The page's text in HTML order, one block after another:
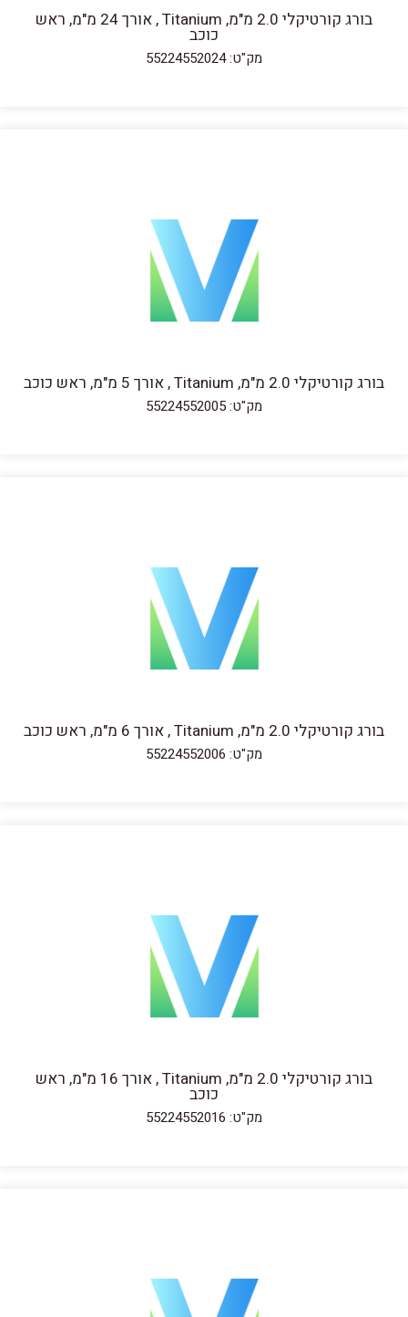
בורג קורטיקלי 2.0 מ"מ, Titanium , אורך 24 מ"מ, ראש
כוכב
מק"ט: 55224552024
בורג קורטיקלי 2.0 מ"מ, Titanium , אורך 5 מ"מ, ראש כוכב
מק"ט: 55224552005
בורג קורטיקלי 2.0 מ"מ, Titanium , אורך 6 מ"מ, ראש כוכב
מק"ט: 55224552006
בורג קורטיקלי 2.0 מ"מ, Titanium , אורך 16 מ"מ, ראש
כוכב
מק"ט: 55224552016